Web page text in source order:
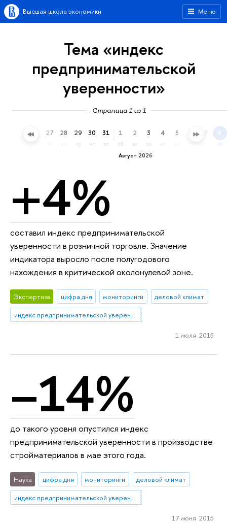
Меню
Высшая школа экономики
Тема «индекс
предпринимательской
уверенности»
Страница 1 из 1
26 27 28 29
ср
30
чт
31
пт
Август 2026
1
сб
2
вс
3
пн
4 5 6 7 8
сб
+4%
составил индекс предпринимательской
уверенности в розничной торговле. Значение
индикатора выросло после полугодового
нахождения в критической околонулевой зоне.
Экспертиза цифра дня мониторинги
деловой климат
индекс предпринимательской уверенности
1 июля 2015
–14%
до такого уровня опустился индекс
предпринимательской уверенности в производстве
стройматериалов в мае этого года.
Наука цифра дня мониторинги
деловой климат
индекс предпринимательской уверенности
17 июня 2015